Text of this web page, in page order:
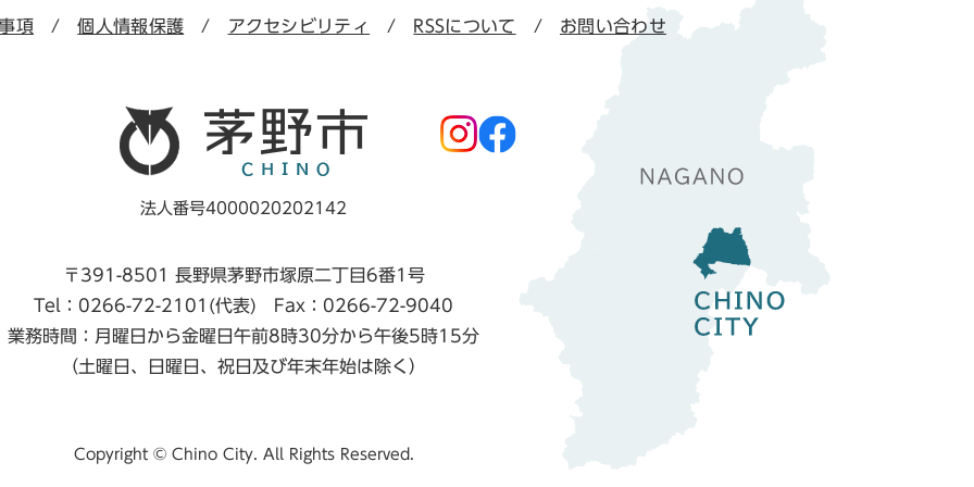
項 個人情報保護 アクセシビリティ RSSについて お問い合わせ
法人番号4000020202142
〒391-8501 長野県茅野市塚原二丁目6番1号
Tel：0266-72-2101(代表) Fax：0266-72-9040
業務時間：月曜日から金曜日午前8時30分から午後5時15分
（土曜日、日曜日、祝日及び年末年始は除く）
Copyright © Chino City. All Rights Reserved.